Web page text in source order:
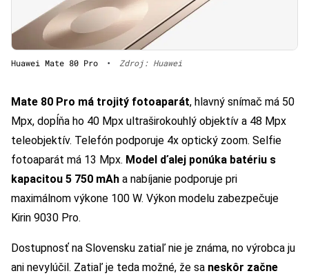
Huawei Mate 80 Pro • Zdroj: Huawei
Mate 80 Pro má trojitý fotoaparát, hlavný snímač má 50
Mpx, dopĺňa ho 40 Mpx ultraširokouhlý objektív a 48 Mpx
teleobjektív. Telefón podporuje 4x optický zoom. Selfie
fotoaparát má 13 Mpx. Model ďalej ponúka batériu s
kapacitou 5 750 mAh a nabíjanie podporuje pri
maximálnom výkone 100 W. Výkon modelu zabezpečuje
Kirin 9030 Pro.
Dostupnosť na Slovensku zatiaľ nie je známa, no výrobca ju
ani nevylúčil. Zatiaľ je teda možné, že sa neskôr začne